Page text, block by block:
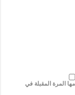
المرة المقبلة في